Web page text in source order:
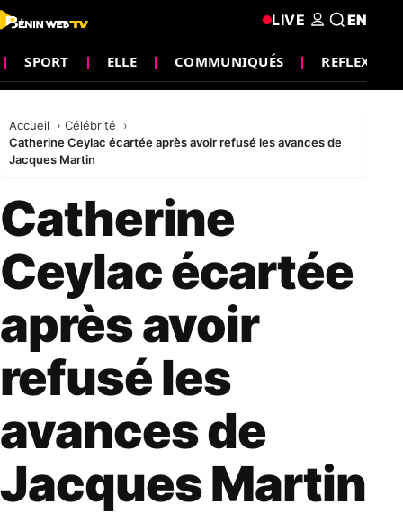
SPORT ELLE COMMUNIQUÉS REFLEXION
LIVE EN
Accueil
Célébrité
Catherine Ceylac écartée après avoir refusé les avances de
Jacques Martin
Catherine
Ceylac écartée
après avoir
refusé les
avances de
Jacques Martin